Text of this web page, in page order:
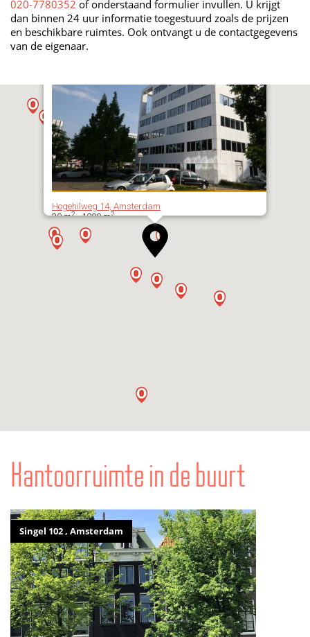
020-7780352 of onderstaand formulier invullen. U krijgt
dan binnen 24 uur informatie toegestuurd zoals de prijzen
en beschikbare ruimtes. Ook ontvangt u de contactgegevens
van de eigenaar.
Hogehilweg 14, Amsterdam
30 m2- 1200 m2
Kantoorruimte in de buurt
Singel 102 , Amsterdam